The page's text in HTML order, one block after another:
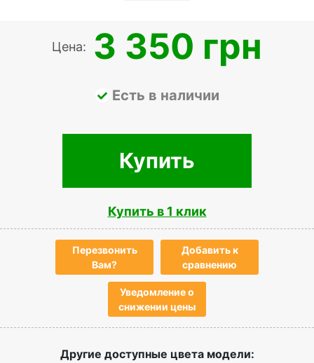
Цена: 3 350 грн
Есть в наличии
Купить
Купить в 1 клик
Перезвонить
Вам?
Добавить к
сравнению
Уведомление о
снижении цены
Другие доступные цвета модели: